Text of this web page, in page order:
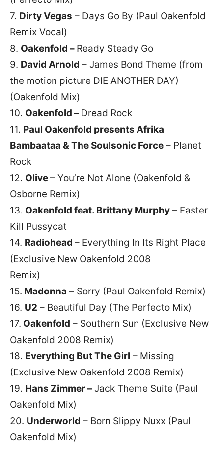
7. Dirty Vegas – Days Go By (Paul Oakenfold
Remix Vocal)
8. Oakenfold – Ready Steady Go
9. David Arnold – James Bond Theme (from
the motion picture DIE ANOTHER DAY)
(Oakenfold Mix)
10. Oakenfold – Dread Rock
11. Paul Oakenfold presents Afrika
Bambaataa & The Soulsonic Force – Planet
Rock
12. Olive– You’re Not Alone (Oakenfold &
Osborne Remix)
13. Oakenfold feat. Brittany Murphy – Faster
Kill Pussycat
14. Radiohead – Everything In Its Right Place
(Exclusive New Oakenfold 2008
Remix)
15. Madonna – Sorry (Paul Oakenfold Remix)
16. U2 – Beautiful Day (The Perfecto Mix)
17. Oakenfold – Southern Sun (Exclusive New
Oakenfold 2008 Remix)
18. Everything But The Girl – Missing
(Exclusive New Oakenfold 2008 Remix)
19. Hans Zimmer – Jack Theme Suite (Paul
Oakenfold Mix)
20. Underworld – Born Slippy Nuxx (Paul
Oakenfold Mix)